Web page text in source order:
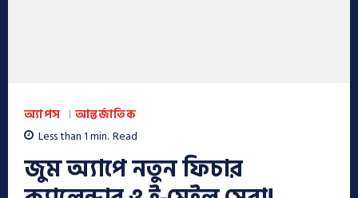
অ্যাপস আন্তর্জাতিক
Less than 1min. Read
জুম অ্যাপে নতুন ফিচার